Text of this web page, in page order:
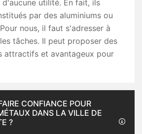
utilité. En fait, ils
par des aluminiums ou
nous, il faut s'adresser à
tâches. Il peut proposer des
attractifs et avantageux pour
CONFIANCE POUR
DANS LA VILLE DE
?